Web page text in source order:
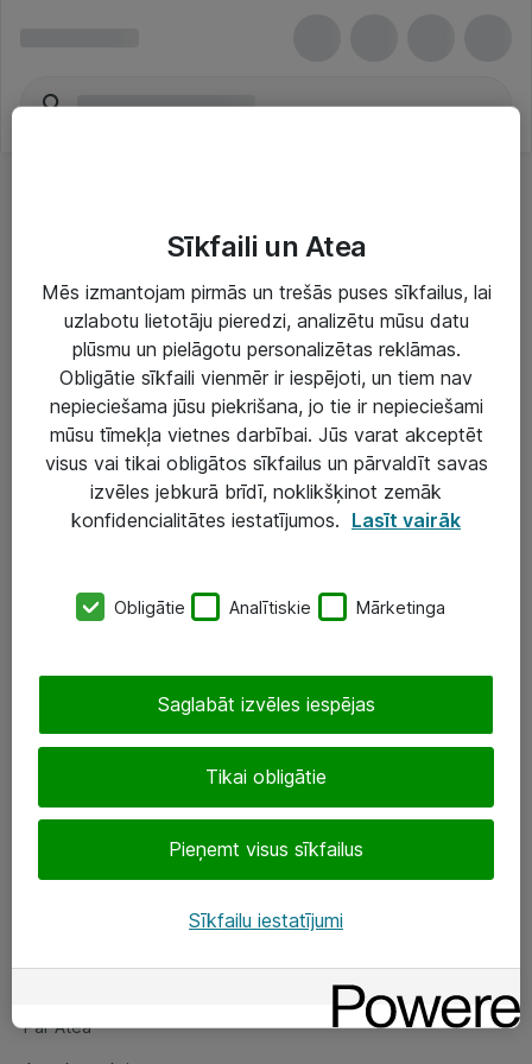
Risinājumi & Pakalpojumi
IT serviss un atbalsts
IT infrastruktūra
Darba vietu IT risinājumi
Serveri un datu centri
SIA „ATEA”
eShop@atea.lv
Sekojiet mums
Par Atea
Par Atea
Sīkfaili un Atea
Mēs izmantojam pirmās un trešās puses sīkfailus, lai
uzlabotu lietotāju pieredzi, analizētu mūsu datu
plūsmu un pielāgotu personalizētas reklāmas.
Obligātie sīkfaili vienmēr ir iespējoti, un tiem nav
nepieciešama jūsu piekrišana, jo tie ir nepieciešami
mūsu tīmekļa vietnes darbībai. Jūs varat akceptēt
visus vai tikai obligātos sīkfailus un pārvaldīt savas
izvēles jebkurā brīdī, noklikšķinot zemāk
konfidencialitātes iestatījumos. Lasīt vairāk
Obligātie Analītiskie Mārketinga
Tikai obligātie
Pieņemt visus sīkfailus
Saglabāt izvēles iespējas
Sīkfailu iestatījumi